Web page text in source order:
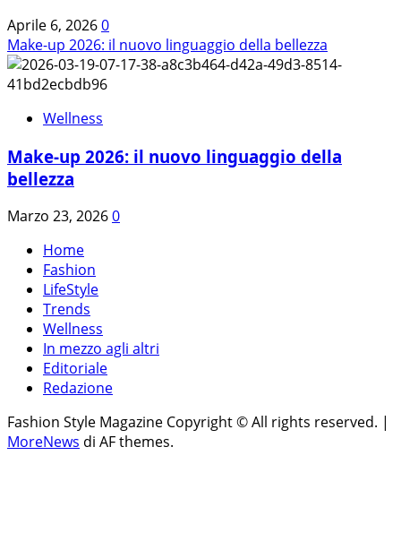
Aprile 6, 20260
Make-up 2026: il nuovo linguaggio della bellezza
Wellness
Make-up 2026: il nuovo linguaggio della
bellezza
Marzo 23, 20260
Home
Fashion
LifeStyle
Trends
Wellness
In mezzo agli altri
Editoriale
Redazione
Fashion Style Magazine Copyright © All rights reserved. |
MoreNews di AF themes.